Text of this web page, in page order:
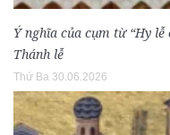
Ý nghĩa của cụm từ “Hy
Thánh lễ
Thứ Ba 30.06.2026